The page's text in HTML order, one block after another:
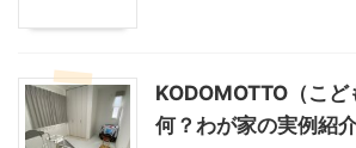
KODOMOTTO（こど
何？わが家の実例紹